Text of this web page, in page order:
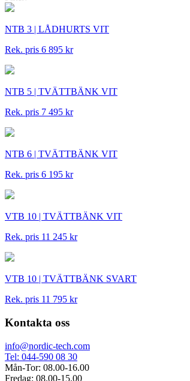
NTB 3 | LÅDHURTS VIT
Rek. pris 6 895 kr
NTB 5 | TVÄTTBÄNK VIT
Rek. pris 7 495 kr
NTB 6 | TVÄTTBÄNK VIT
Rek. pris 6 195 kr
VTB 10 | TVÄTTBÄNK VIT
Rek. pris 11 245 kr
VTB 10 | TVÄTTBÄNK SVART
Rek. pris 11 795 kr
Kontakta oss
info@nordic-tech.com
Tel: 044-590 08 30
Mån-Tor: 08.00-16.00
Fredag: 08.00-15.00